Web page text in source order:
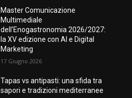
Master Comunicazione
Multimediale
dell’Enogastronomia 2026/2027:
la XV edizione con AI e Digital
Marketing
17 Giugno 2026
Tapas vs antipasti: una sfida tra
sapori e tradizioni mediterranee